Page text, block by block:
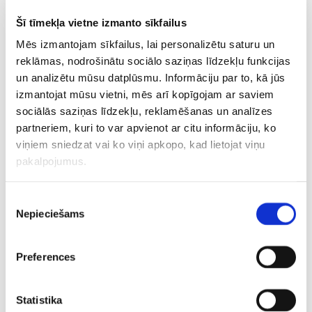
Šī tīmekļa vietne izmanto sīkfailus
Mēs izmantojam sīkfailus, lai personalizētu saturu un
reklāmas, nodrošinātu sociālo saziņas līdzekļu funkcijas
un analizētu mūsu datplūsmu. Informāciju par to, kā jūs
izmantojat mūsu vietni, mēs arī kopīgojam ar saviem
sociālās saziņas līdzekļu, reklamēšanas un analīzes
partneriem, kuri to var apvienot ar citu informāciju, ko
viņiem sniedzat vai ko viņi apkopo, kad lietojat viņu
pakalpojumus.
izvēle
Nepieciešams
Preferences
Statistika
vienības pārstāvi “nicoodoz”. Abi nošāva pretiniekus 27
reizes.
Sērijas izšķirošais mačš norisinājās vēl vienā šķietami
kontrateroristiem ērtā kartē – “Nuke”. Tas gan šoreiz
brīnumainā kārtā neapstiprinājās, jo “FaZe Clan” satrieca
pretiniekus ar pārliecinošu spēli uzbrukumā, gūstot
ievērojamu pārsvaru ar rezultātu 13:2. “Flames” šādam
pārspēkam nespēja pretoties un arī otrajā nogrieznī
vien ar trīs raundiem, lai noslēgtu šo maču sev par labu ar
rezultātu 16:6 un triumfētu sērijā kopumā, kas viņiem arī
savai komandai palīdzēja “ropz”, iznīcinot pretiniekus 25
reizes. Tas bija labākais rādītājs starp abām komandām.
“nicoodoz”, katrs sakrājot 18 “killus”.